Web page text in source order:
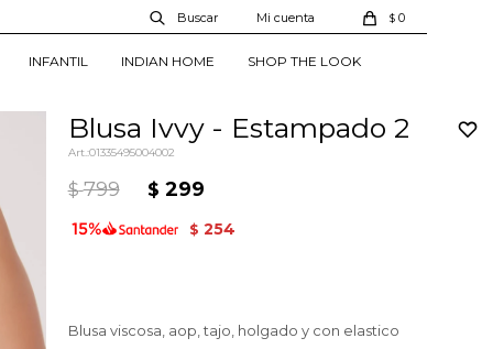
INFANTIL INDIAN HOME SHOP THE LOOK
$ 0
Blusa Ivvy - Estampado 2
01335495004002
$ 799 $ 299
$ 254
Blusa viscosa, aop, tajo, holgado y con elastico